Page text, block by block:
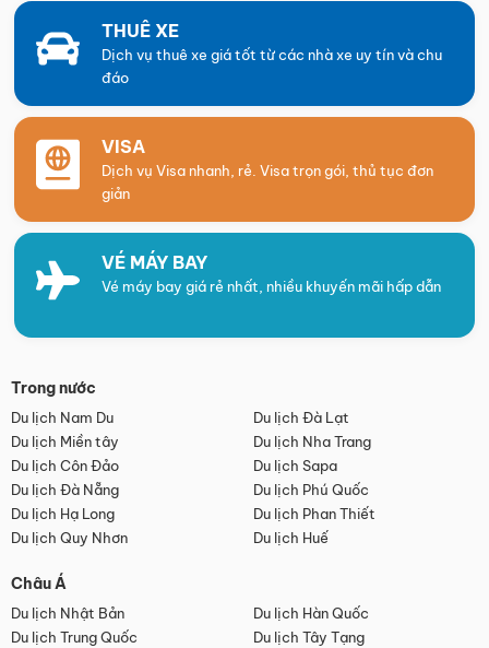
THUÊ XE
Dịch vụ thuê xe giá tốt từ các nhà xe uy tín và chu
đáo
VISA
Dịch vụ Visa nhanh, rẻ. Visa trọn gói, thủ tục đơn
giản
VÉ MÁY BAY
Vé máy bay giá rẻ nhất, nhiều khuyến mãi hấp dẫn
Trong nước
Du lịch Nam Du
Du lịch Đà Lạt
Du lịch Miền tây
Du lịch Nha Trang
Du lịch Côn Đảo
Du lịch Sapa
Du lịch Đà Nẵng
Du lịch Phú Quốc
Du lịch Hạ Long
Du lịch Phan Thiết
Du lịch Quy Nhơn
Du lịch Huế
Châu Á
Du lịch Nhật Bản
Du lịch Hàn Quốc
Du lịch Trung Quốc
Du lịch Tây Tạng